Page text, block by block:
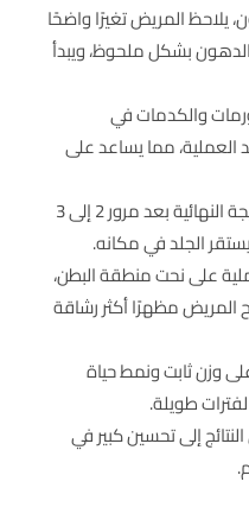
المريض تغيرًا واضحًا
بشكل ملحوظ، ويبدأ
والكدمات في
العملية، مما يساعد على
: عادةً ما تظهر النتيجة النهائية بعد مرور 2 إلى 3
الجلد في مكانه.
على نحت منطقة البطن،
المريض مظهرًا أكثر رشاقة
وزن ثابت ونمط حياة
طويلة.
إلى تحسين كبير في